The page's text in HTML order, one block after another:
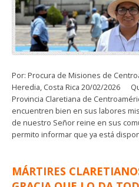
Por: Procura de Misiones de
Heredia, Costa Rica 20/02/2026
Provincia Claretiana de
encuentren bien en sus labores
de nuestro Señor reine en sus
permito informar que ya está
MÁRTIRES